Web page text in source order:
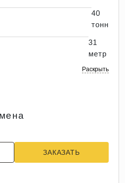
40
тонн
31
метр
Раскрыть
ЗАКАЗАТЬ